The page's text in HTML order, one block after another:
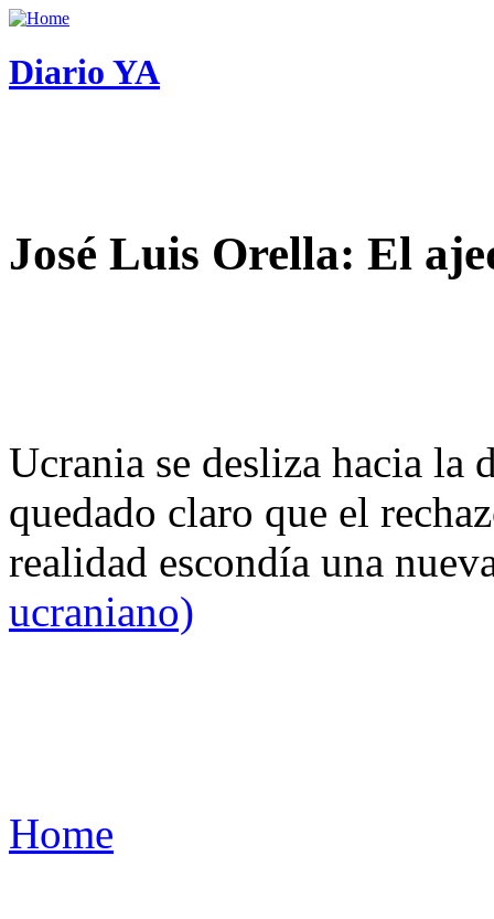
Diario YA
José Luis Orella: El
Ucrania se desliza hacia
quedado claro que el
realidad escondía una
ucraniano)
Home